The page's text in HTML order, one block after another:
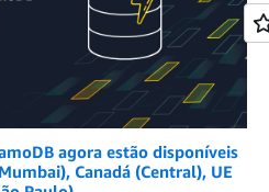
agora estão disponíveis
Canadá (Central), UE